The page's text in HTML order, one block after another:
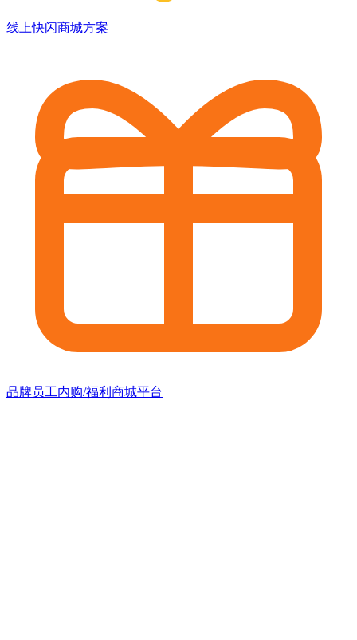
线上快闪商城方案
品牌员工内购/福利商城平台